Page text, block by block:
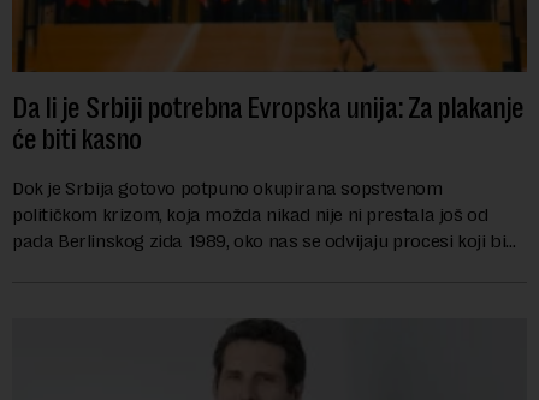
Da li je Srbiji potrebna Evropska unija: Za plakanje
će biti kasno
Dok je Srbija gotovo potpuno okupirana sopstvenom
političkom krizom, koja možda nikad nije ni prestala još od
pada Berlinskog zida 1989, oko nas se odvijaju procesi koji bi